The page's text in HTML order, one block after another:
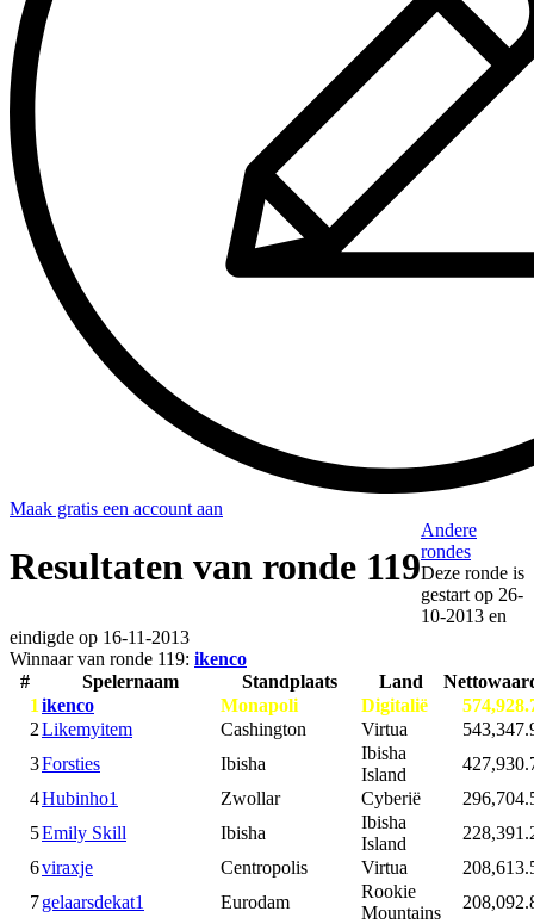
Maak gratis een account aan
Resultaten van ronde 119
Andere
rondes
Deze ronde is
gestart op 26-
10-2013 en
eindigde op 16-11-2013
Winnaar van ronde 119: ikenco
#
Spelernaam Standplaats Land
1 ikenco Monapoli Digitalië
2Likemyitem Cashington Virtua
3Forsties Ibisha
Ibisha
Island
4Hubinho1 Zwollar Cyberië
5Emily Skill Ibisha
Ibisha
Island
6viraxje Centropolis Virtua
7gelaarsdekat1 Eurodam
Rookie
Mountains